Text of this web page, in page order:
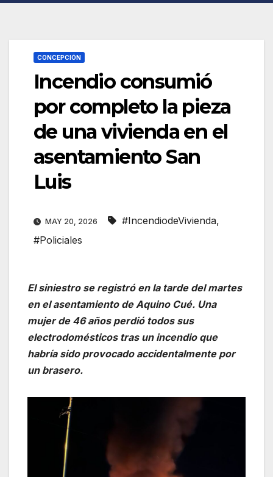
CONCEPCIÓN
Incendio consumió
por completo la pieza
de una vivienda en el
asentamiento San
Luis
MAY 20, 2026 #IncendiodeVivienda,
#Policiales
El siniestro se registró en la tarde del martes
en el asentamiento de Aquino Cué. Una
mujer de 46 años perdió todos sus
electrodomésticos tras un incendio que
habría sido provocado accidentalmente por
un brasero.